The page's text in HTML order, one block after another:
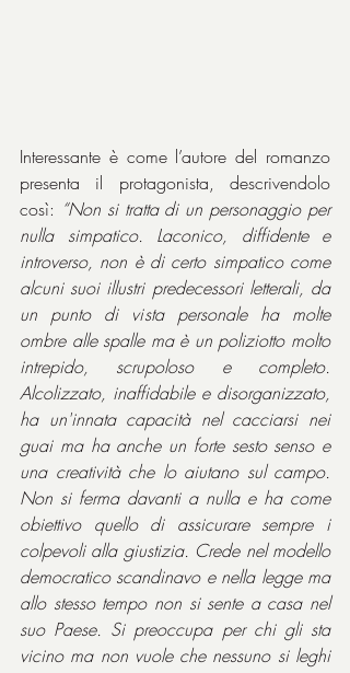
Interessante è come l’autore del romanzo
presenta il protagonista, descrivendolo
così: “Non si tratta di un personaggio per
nulla simpatico. Laconico, diffidente e
introverso, non è di certo simpatico come
alcuni suoi illustri predecessori letterali, da
un punto di vista personale ha molte
ombre alle spalle ma è un poliziotto molto
intrepido, scrupoloso e completo.
Alcolizzato, inaffidabile e disorganizzato,
ha un'innata capacità nel cacciarsi nei
guai ma ha anche un forte sesto senso e
una creatività che lo aiutano sul campo.
Non si ferma davanti a nulla e ha come
obiettivo quello di assicurare sempre i
colpevoli alla giustizia. Crede nel modello
democratico scandinavo e nella legge ma
allo stesso tempo non si sente a casa nel
suo Paese. Si preoccupa per chi gli sta
vicino ma non vuole che nessuno si leghi